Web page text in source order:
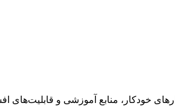
خودکار، منابع آموزشی و